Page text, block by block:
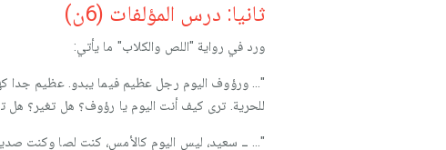
ثانيا: درس المؤلفات (6ن)
ورد في رواية "اللص والكلاب" ما يأتي:
"... ورؤوف اليوم رجل عظيم فيما يبدو. عظيم جدا
للحرية. ترى كيف أنت اليوم يا رؤوف؟ هل تغير؟ هل
"... ــ سعيد، ليس اليوم كالأمس، كنت لصا وكنت